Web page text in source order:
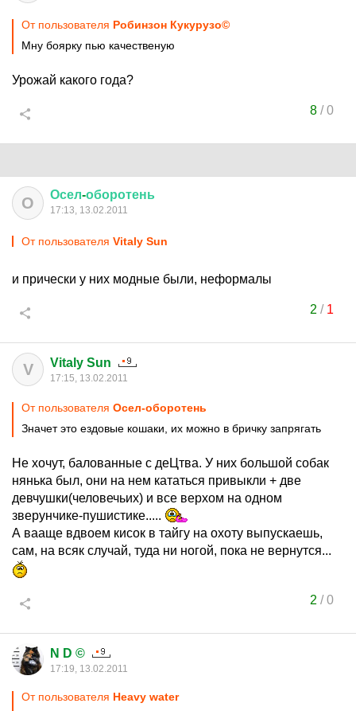
От пользователя Робинзон Кукурузо©
Мну боярку пью качественую
Урожай какого года?
8/0
О Осел-оборотень
17:13, 13.02.2011
От пользователя Vitaly Sun
и прически у них модные были, неформалы
2 / 1
V Vitaly Sun
17:15, 13.02.2011
От пользователя Осел-оборотень
Значет это ездовые кошаки, их можно в бричку запрягать
Не хочут, балованные с деЦтва. У них большой собак
нянька был, они на нем кататься привыкли + две
девчушки(человечьих) и все верхом на одном
зверунчике-пушистике.....
А вааще вдвоем кисок в тайгу на охоту выпускаешь,
сам, на всяк случай, туда ни ногой, пока не вернутся...
2 /0
N D ©
17:19, 13.02.2011
От пользователя Heavy water